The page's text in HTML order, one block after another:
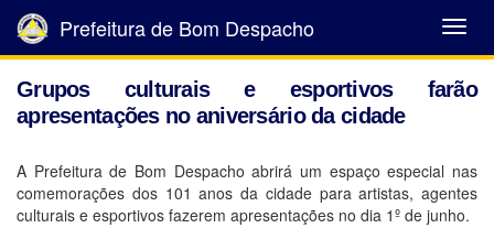
Abrir
Menu
Prefeitura de Bom Despacho
Grupos culturais e esportivos farão
apresentações no aniversário da cidade
A Prefeitura de Bom Despacho abrirá um espaço especial nas
comemorações dos 101 anos da cidade para artistas, agentes
culturais e esportivos fazerem apresentações no dia 1º de junho.